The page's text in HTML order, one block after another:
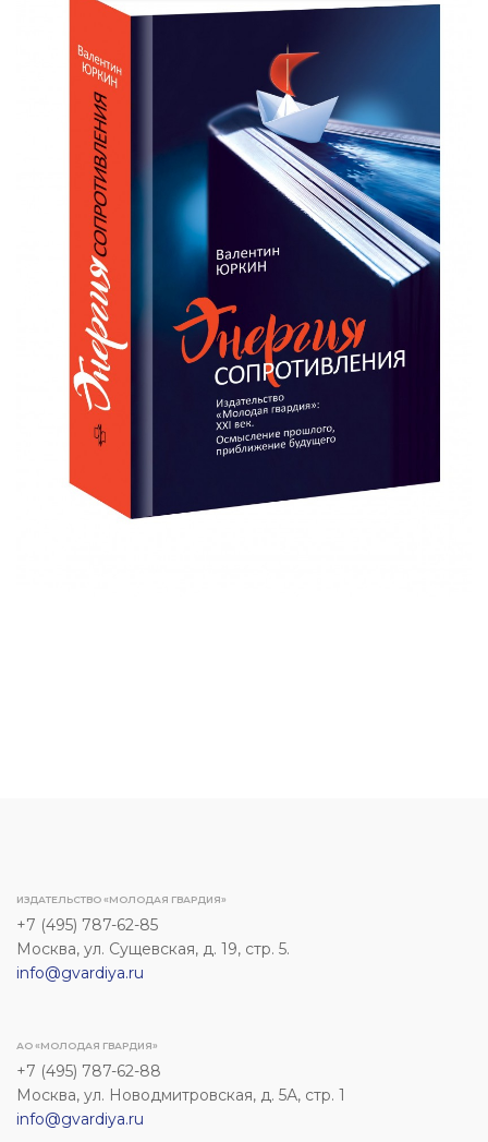
ИЗДАТЕЛЬСТВО «МОЛОДАЯ ГВАРДИЯ»
+7 (495) 787-62-85
Москва, ул. Сущевская, д. 19, стр. 5.
info@gvardiya.ru
АО «МОЛОДАЯ ГВАРДИЯ»
+7 (495) 787-62-88
Москва, ул. Новодмитровская, д. 5А, стр. 1
info@gvardiya.ru